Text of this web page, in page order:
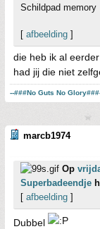
Schildpad memory
[ afbeelding ]
die heb ik al eerder
had jij die niet
--###No Guts No
marcb1974
Op
Superbadeendje
[ afbeelding ]
Dubbel